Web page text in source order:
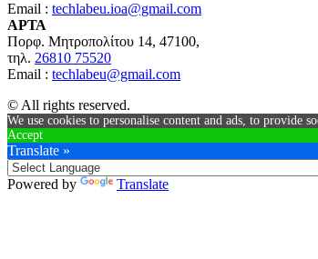
Email : techlabeu.ioa@gmail.com
ΑΡΤΑ
Πορφ. Μητροπολίτου 14, 47100,
τηλ. 26810 75520
Email : techlabeu@gmail.com
© All rights reserved.
We use cookies to personalise content and ads, to provide
Accept
Translate »
Powered by Translate